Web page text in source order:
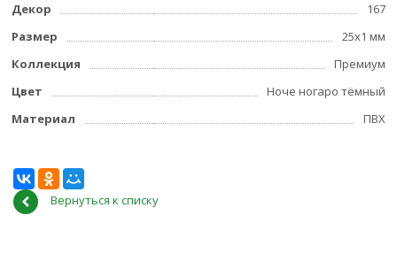
Декор
167
Размер
25x1 мм
Коллекция
Премиум
Цвет
Ноче ногаро тёмный
Материал
ПВХ
Вернуться к списку